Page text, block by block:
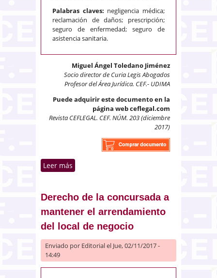
Palabras claves: negligencia médica;
reclamación de daños; prescripción;
seguro de enfermedad; seguro de
asistencia sanitaria.
Miguel Ángel Toledano Jiménez
Socio director de Curia Legis Abogados
Profesor del Área Jurídica. CEF.- UDIMA
Puede adquirir este documento en la
página web ceflegal.com
Revista CEFLEGAL. CEF. NÚM. 203 (diciembre
2017)
Leer más
Derecho de la concursada a
mantener el arrendamiento
del local de negocio
Enviado por Editorialel Jue, 02/11/2017 -
14:49